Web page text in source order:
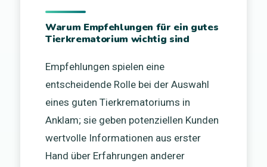
Warum Empfehlungen für ein gutes
Tierkrematorium wichtig sind
Empfehlungen spielen eine
entscheidende Rolle bei der Auswahl
eines guten Tierkrematoriums in
Anklam; sie geben potenziellen Kunden
wertvolle Informationen aus erster
Hand über Erfahrungen anderer